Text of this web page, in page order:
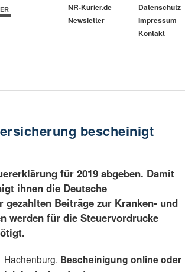
NR-Kurier.de
Newsletter
Datenschutz
Impressum
Kontakt
bescheinigt
für 2019 abgeben. Damit
ihnen die Deutsche
gezahlten Beiträge zur Kranken- und
werden für die Steuervordrucke
Hachenburg. Bescheinigung online oder